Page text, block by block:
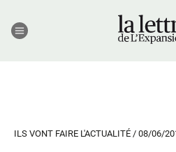
ILS VONT FAIRE L'ACTUALITÉ / 08/06/